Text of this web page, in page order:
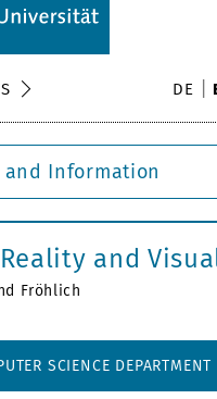
DE
and Information
and
Fröhlich
SCIENCE DEPARTMENT